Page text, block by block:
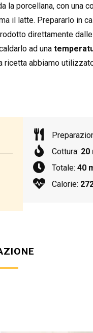
la porcellana, con una
il latte. Prepararlo in
direttamente
ad una
abbiamo
Cottura: 20
Totale:40
Calorie: